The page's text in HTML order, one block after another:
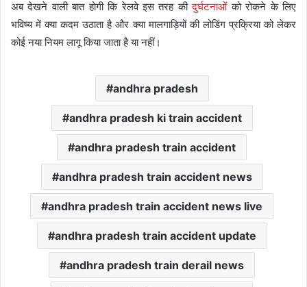
अब देखने वाली बात होगी कि रेलवे इस तरह कीदुर्घटनाओंको रोकने के लिए
भविष्य में क्या कदम उठाता है और क्या मालगाड़ियों की लोडिंग प्रक्रिया को लेकर
कोई नया नियम लागू किया जाता है या नहीं।
andhra pradesh
andhra pradesh ki train accident
andhra pradesh train accident
andhra pradesh train accident news
andhra pradesh train accident news live
andhra pradesh train accident update
andhra pradesh train derail news